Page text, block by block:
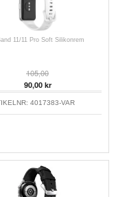
11/11 Pro Soft Silikonrem
105,00
90,00kr
4017383-VAR